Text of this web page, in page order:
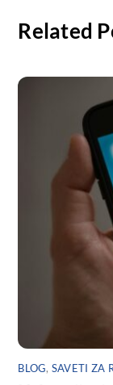
Related
BLOG, SAVETI ZA